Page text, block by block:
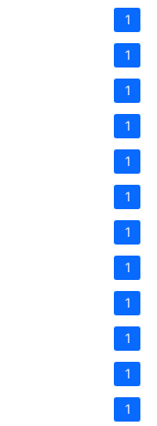
1
1
1
1
1
1
1
1
1
1
1
1